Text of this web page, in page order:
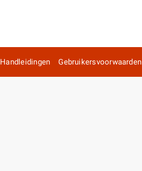
Handleidingen Gebruikersvoorwaarden